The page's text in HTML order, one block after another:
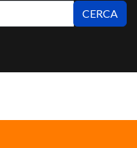
CERCA